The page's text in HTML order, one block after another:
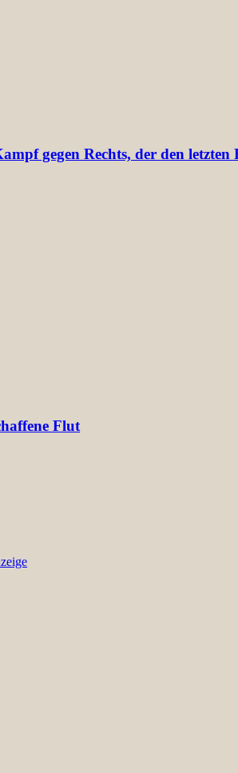
gegen Rechts, der den letzten
Flut